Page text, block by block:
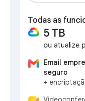
Todas as
5 TB
ou atualize
Email
seguro
+